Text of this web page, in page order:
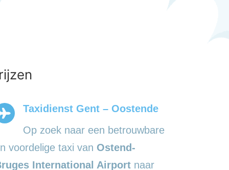
Taxidienst Gent – Oostende
Op zoek naar een betrouwbare
voordelige taxi van Ostend-
International Airportnaar